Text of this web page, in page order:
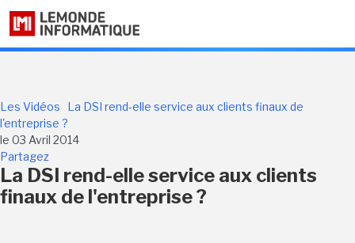
Les Vidéos
La DSI rend-elle service aux clients finaux de
l'entreprise ?
le 03 Avril 2014
Partagez
La DSI rend-elle service aux clients
finaux de l'entreprise ?